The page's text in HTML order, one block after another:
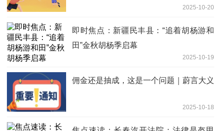
2025-10-20
即时焦点：新疆民丰县：“追着胡杨游和
田”金秋胡杨季启幕
2025-10-19
佣金还是抽成，这是一个问题｜蔚言大义
2025-10-18